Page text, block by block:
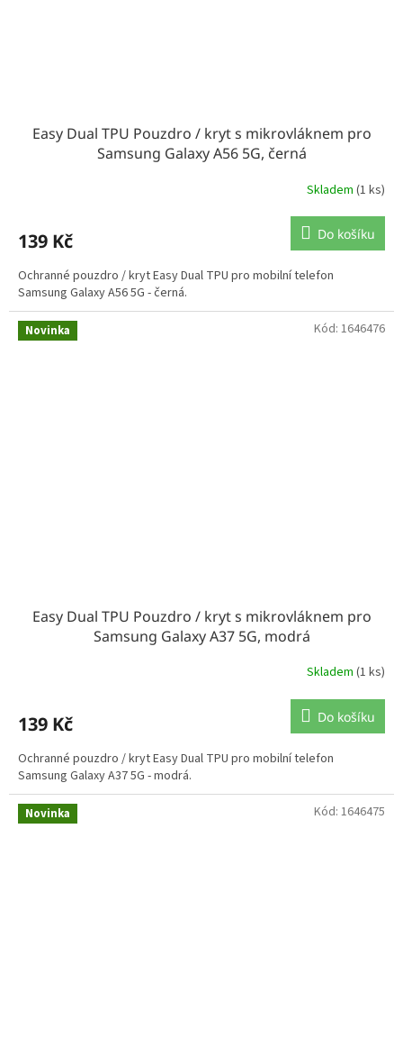
Easy Dual TPU Pouzdro / kryt s mikrovláknem pro
Samsung Galaxy A56 5G, černá
Skladem (1 ks)
139 Kč Do košíku
Ochranné pouzdro / kryt Easy Dual TPU pro mobilní telefon
Samsung Galaxy A56 5G - černá.
Novinka
Easy Dual TPU Pouzdro / kryt s mikrovláknem pro
Samsung Galaxy A37 5G, modrá
Skladem (1 ks)
139 Kč Do košíku
Ochranné pouzdro / kryt Easy Dual TPU pro mobilní telefon
Samsung Galaxy A37 5G - modrá.
Kód: 1646476
Novinka Kód: 1646475